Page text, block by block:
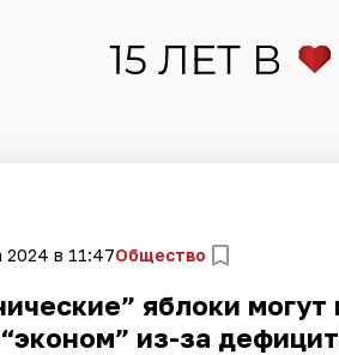
2024 в 11:47Общество
яблоки могут
из-за